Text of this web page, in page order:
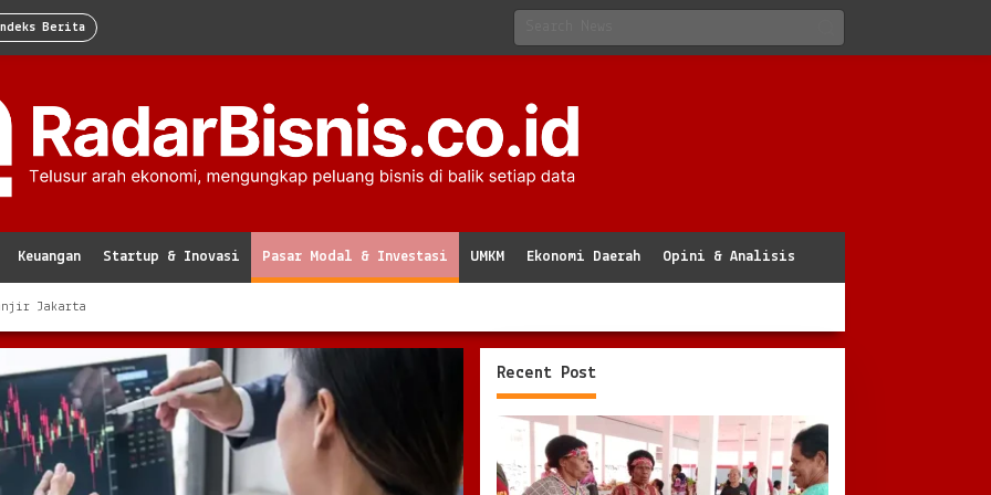
Berita
Keuangan Startup & Inovasi Pasar Modal & Investasi UMKM Ekonomi Daerah Opini & Analisis
Jakarta
Recent Post